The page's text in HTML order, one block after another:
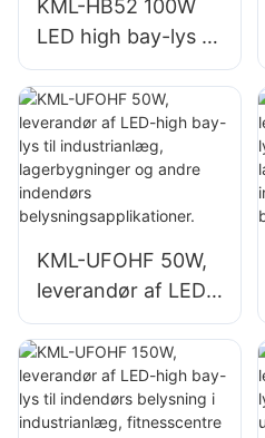
KML-HB52 100W
LED high bay-lys til
indendørs områder
såsom industrielle
fabriksbygninger
og lagerbygninger.
KML-UFOHF 50W,
leverandør af LED-
high bay-lys til
industrianlæg,
lagerbygninger og
andre indendørs